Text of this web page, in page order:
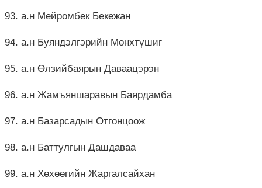
93. а.н Мейромбек Бекежан
94. а.н Буяндэлгэрийн Мөнхтүшиг
95. а.н Өлзийбаярын Даваацэрэн
96. а.н Жамъяншаравын Баярдамба
97. а.н Базарсадын Отгонцоож
98. а.н Баттулгын Дашдаваа
99. а.н Хөхөөгийн Жаргалсайхан